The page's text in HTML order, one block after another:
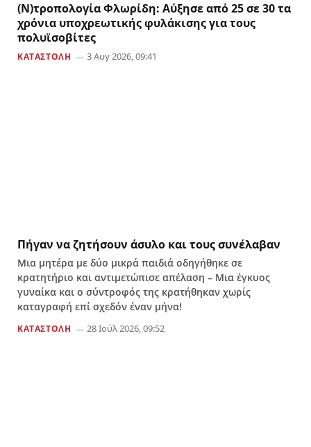
(Ν)τροπολογία Φλωρίδη: Αύξησε από 25 σε 30 τα
χρόνια υποχρεωτικής φυλάκισης για τους
πολυϊσοβίτες
ΚΑΤΑΣΤΟΛΗ 3 Αυγ 2026, 09:41
Πήγαν να ζητήσουν άσυλο και τους συνέλαβαν
Μια μητέρα με δύο μικρά παιδιά οδηγήθηκε σε
κρατητήριο και αντιμετώπισε απέλαση – Μια έγκυος
γυναίκα και ο σύντροφός της κρατήθηκαν χωρίς
καταγραφή επί σχεδόν έναν μήνα!
ΚΑΤΑΣΤΟΛΗ 28 Ιούλ 2026, 09:52